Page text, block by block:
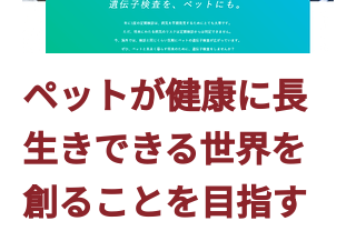
ペットが健康に長
生きできる世界を
創ることを目指す